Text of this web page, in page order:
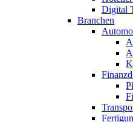
Digital
Branchen